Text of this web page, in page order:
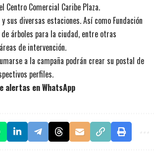
Centro Comercial Caribe Plaza.
sus diversas estaciones. Así como Fundación
árboles para la ciudad, entre otras
de intervención.
a la campaña podrán crear su postal de
perfiles.
alertas en WhatsApp